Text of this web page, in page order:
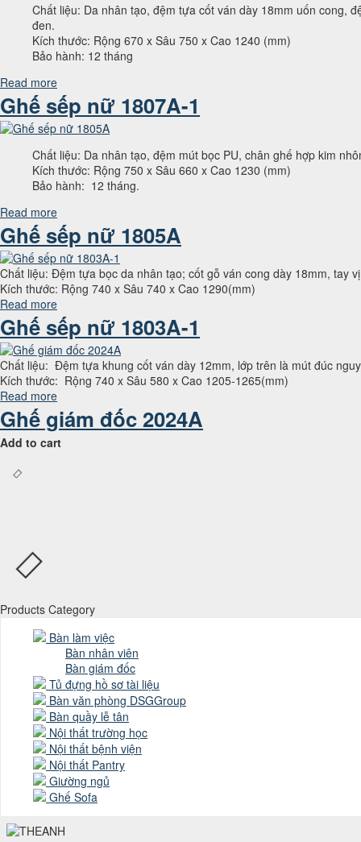
Chất liệu: Da nhân tạo, đệm tựa cốt ván dày 18mm uốn cong,
đen.
Kích thước: Rộng 670 x Sâu 750 x Cao 1240 (mm)
Bảo hành: 12 tháng
Read more
Ghế sếp nữ 1807A-1
Chất liệu: Da nhân tạo, đệm mút bọc PU, chân ghế hợp kim
Kích thước: Rộng 750 x Sâu 660 x Cao 1230 (mm)
Bảo hành: 12 tháng.
Read more
Ghế sếp nữ 1805A
Chất liệu: Đệm tựa bọc da nhân tạo; cốt gỗ ván cong dày 18mm, tay
Kích thước: Rộng 740 x Sâu 740 x Cao 1290(mm)
Read more
Ghế sếp nữ 1803A-1
Chất liệu: Đệm tựa khung cốt ván dày 12mm, lớp trên là mút đúc
Kích thước: Rộng 740 x Sâu 580 x Cao 1205-1265(mm)
Read more
Ghế giám đốc 2024A
Add to cart
Products Category
Bàn làm việc
Bàn nhân viên
Bàn giám đốc
Tủ đựng hồ sơ tài liệu
Bàn văn phòng DSGGroup
Bàn quầy lễ tân
Nội thất trường học
Nội thất bệnh viện
Nội thất Pantry
Giường ngủ
Ghế Sofa